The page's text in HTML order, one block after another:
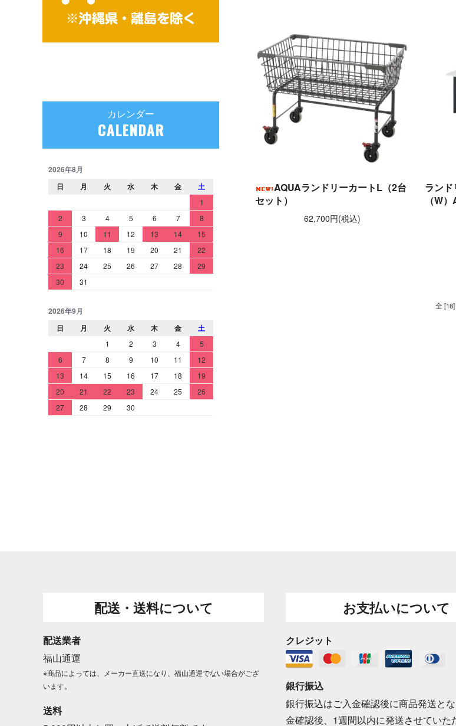
AQUAランドリーカートL（2台
セット）
62,700円(税込)
ラン
（W
全
カレンダー
CALENDAR
2026年8月
日
月 火 水 木 金 土
1
2
3 4 5 6 7
8
9
10 11 12 13 14
15
16
17 18 19 20 21
22
23
24 25 26 27 28
29
30
31
2026年9月
日
月 火 水 木 金 土
1 2 3 4
5
6
7 8 9 10 11
12
13
14 15 16 17 18
19
20
21 22 23 24 25
26
27
28 29 30
配送・送料について
配送業者
福山通運
※商品によっては、メーカー直送になり、福山通運でない場合がござ
います。
送料
お支払いについて
クレジット
銀行振込
銀行振込はご入金確認後に商品発送と
金確認後、1週間以内に発送させていた